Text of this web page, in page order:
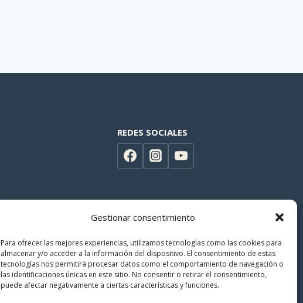
Gestionar consentimiento
Para ofrecer las mejores experiencias, utilizamos tecnologías como las cookies para
almacenar y/o acceder a la información del dispositivo. El consentimiento de estas
tecnologías nos permitirá procesar datos como el comportamiento de navegación o
las identificaciones únicas en este sitio. No consentir o retirar el consentimiento,
puede afectar negativamente a ciertas características y funciones.
REDES SOCIALES